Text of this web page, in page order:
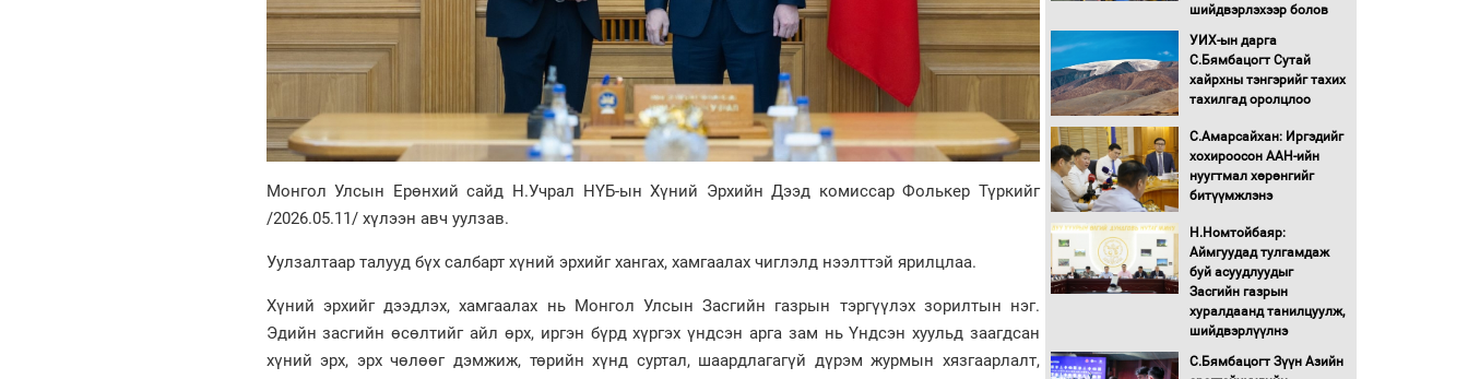
Монгол Улсын Ерөнхий сайд Н.Учрал НҮБ-ын Хүний Эрхийн Дээд комиссар Фолькер Түркийг
/2026.05.11/ хүлээн авч уулзав.
Уулзалтаар талууд бүх салбарт хүний эрхийг хангах, хамгаалах чиглэлд нээлттэй ярилцлаа.
Хүний эрхийг дээдлэх, хамгаалах нь Монгол Улсын Засгийн газрын тэргүүлэх зорилтын нэг.
Эдийн засгийн өсөлтийг айл өрх, иргэн бүрд хүргэх үндсэн арга зам нь Үндсэн хуульд заагдсан
хүний эрх, эрх чөлөөг дэмжиж, төрийн хүнд суртал, шаардлагагүй дүрэм журмын хязгаарлалт,
шийдвэрлэхээр болов
УИХ-ын дарга
С.Бямбацогт Сутай
хайрхны тэнгэрийг тахих
тахилгад оролцлоо
С.Амарсайхан: Иргэдийг
хохироосон ААН-ийн
нуугтмал хөрөнгийг
битүүмжлэнэ
Н.Номтойбаяр:
Аймгуудад тулгамдаж
буй асуудлуудыг
Засгийн газрын
хуралдаанд танилцуулж,
шийдвэрлүүлнэ
С.Бямбацогт Зүүн Азийн